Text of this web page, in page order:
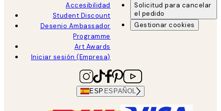
Accesibilidad
Student Discount
Desenio Ambassador
Programme
Art Awards
Iniciar sesión (Empresa)
Solicitud para cancelar
el pedido
Gestionar cookies
ESP ESPAÑOL